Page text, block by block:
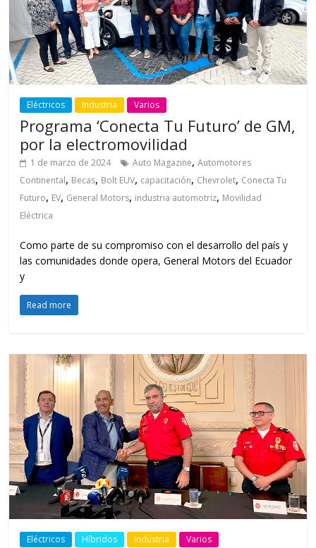
Eléctricos Industria Varios
Programa ‘Conecta Tu Futuro’ de GM,
por la electromovilidad
1 de marzo de 2024 Auto Magazine,Automotores
Continental, Becas, Bolt EUV, capacitación, Chevrolet, Conecta Tu
Futuro, EV, General Motors, industria automotriz, Movilidad
Eléctrica
Como parte de su compromiso con el desarrollo del país y
las comunidades donde opera, General Motors del Ecuador
y
Read more
Eléctricos Híbridos Industria Varios